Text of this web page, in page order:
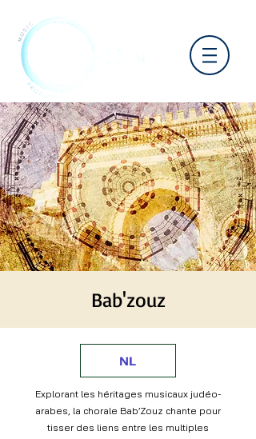
Bab'zouz
NL
Explorant les héritages musicaux judéo-
arabes, la chorale Bab’Zouz chante pour
tisser des liens entre les multiples